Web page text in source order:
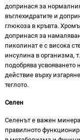
допринася за
въглехидратите и
глюкоза в кръвта.
допринася за
пиколинат е с висока
инсулина в организма,
подобрява
действие върху
теглото.
Селен
Селенът е важен
правилното